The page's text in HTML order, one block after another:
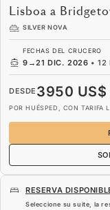
Lisboa a
SILVER NOVA
FECHAS DEL CRUCERO
9 →21 DIC. 2026 •12
DESDE 3950 US$
POR HUÉSPED, CON TARIFA
RESERVA
Seleccione su suite, la